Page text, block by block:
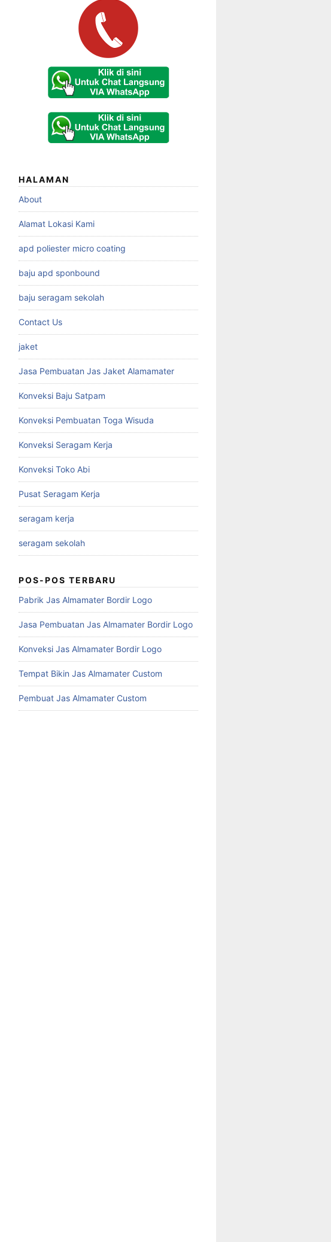
HALAMAN
About
Alamat Lokasi Kami
apd poliester micro coating
baju apd sponbound
baju seragam sekolah
Contact Us
jaket
Jasa Pembuatan Jas Jaket Alamamater
Konveksi Baju Satpam
Konveksi Pembuatan Toga Wisuda
Konveksi Seragam Kerja
Konveksi Toko Abi
Pusat Seragam Kerja
seragam kerja
seragam sekolah
POS-POS TERBARU
Pabrik Jas Almamater Bordir Logo
Jasa Pembuatan Jas Almamater Bordir Logo
Konveksi Jas Almamater Bordir Logo
Tempat Bikin Jas Almamater Custom
Pembuat Jas Almamater Custom